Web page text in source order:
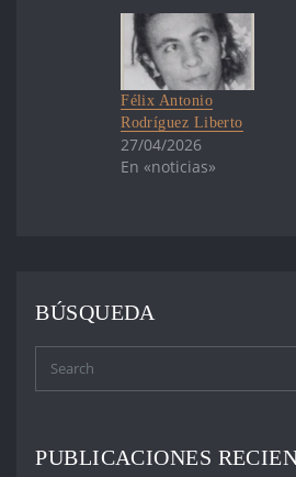
Félix Antonio
Rodríguez Liberto
27/04/2026
En «noticias»
BÚSQUEDA
PUBLICACIONES